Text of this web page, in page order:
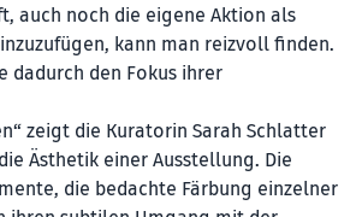
auch noch die eigene Aktion als
kann man reizvoll finden.
dadurch den Fokus ihrer
zeigt die Kuratorin Sarah Schlatter
Ästhetik einer Ausstellung. Die
die bedachte Färbung einzelner